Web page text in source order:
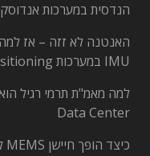
הנדסית במערכות
האנטנה לא זזה – אז
IMU במערכות Antenna Positioning
למה מאמ"ת תרמי רגיל
Data Center
כיצד הופך חיישן MEMS ל-IMU ברמה טקטית?